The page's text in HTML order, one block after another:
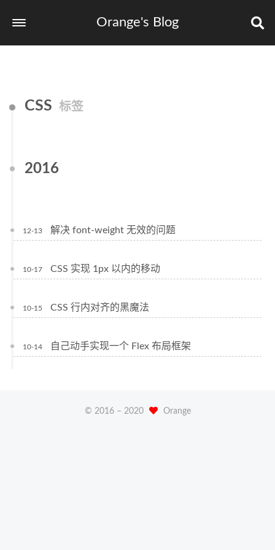
Orange's Blog
CSS 标签
2016
12-13 解决 font-weight 无效的问题
10-17 CSS 实现 1px 以内的移动
10-15 CSS 行内对齐的黑魔法
10-14 自己动手实现一个 Flex 布局框架
© 2016 – 2020 Orange